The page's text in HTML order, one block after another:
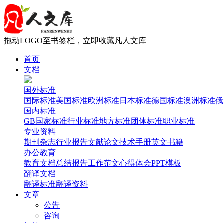
拖动LOGO至书签栏，立即收藏凡人文库
首页
文档
国外标准
国际标准美国标准欧洲标准日本标准德国标准澳洲标准
国内标准
GB国家标准行业标准地方标准团体标准职业标准
专业资料
期刊杂志行业报告文献论文技术手册英文书籍
办公教育
教育文档总结报告工作范文心得体会PPT模板
翻译文档
翻译标准翻译资料
文章
公告
咨询